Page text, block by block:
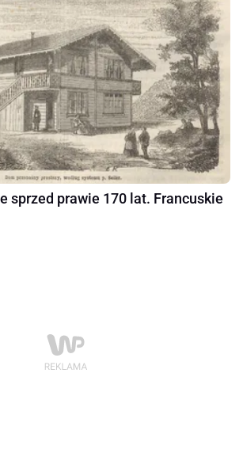
sprzed prawie 170 lat. Francuskie